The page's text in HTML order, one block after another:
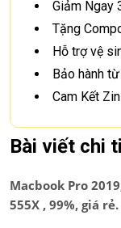
Giảm Ngay
Tặng
Hỗ trợ vệ
Bảo hành
Cam Kết
Bài viết chi
Macbook Pro
555X , 99%, giá rẻ.